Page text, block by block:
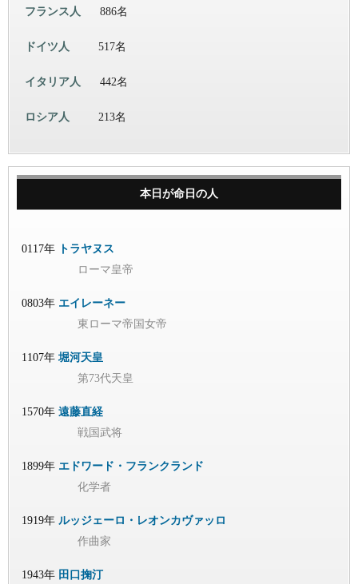
フランス人 886名
ドイツ人 517名
イタリア人 442名
ロシア人 213名
本日が命日の人
0117年
トラヤヌス
ローマ皇帝
0803年 エイレーネー
東ローマ帝国女帝
1107年 堀河天皇
第73代天皇
1570年 遠藤直経
戦国武将
1899年 エドワード・フランクランド
化学者
1919年 ルッジェーロ・レオンカヴァッロ
作曲家
1943年 田口掬汀